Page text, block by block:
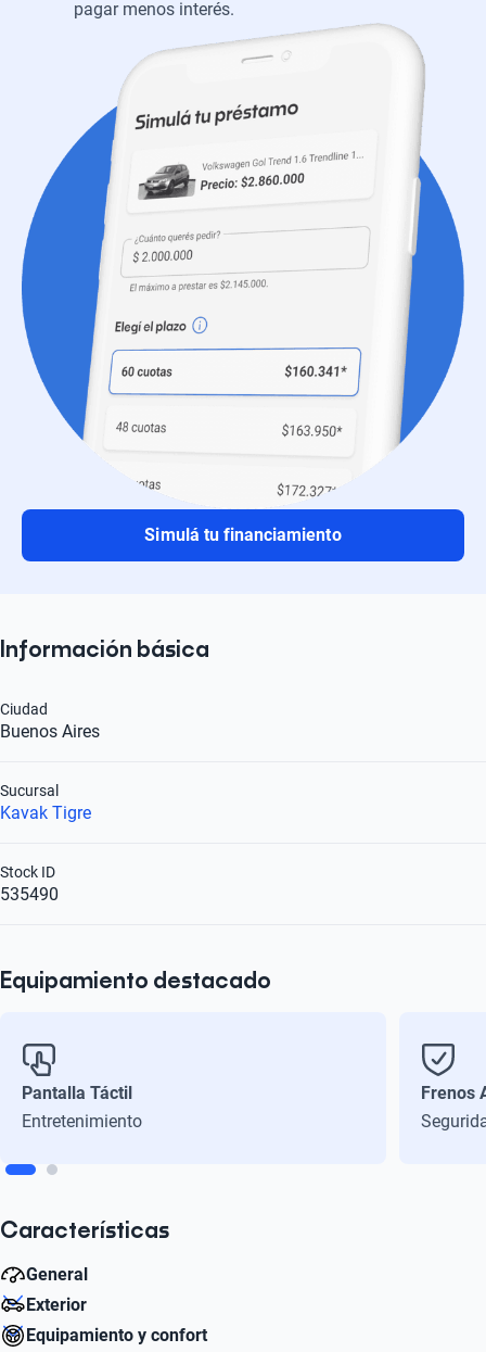
pagar menos interés.
Simulá tu financiamiento
Información básica
Buenos Aires
Ciudad
Kavak Tigre
Sucursal
535490
Stock ID
Equipamiento destacado
Pantalla Táctil
Entretenimiento
Frenos
Características
General
115
Caballos de Fuerza
Exterior
Equipamiento y confort